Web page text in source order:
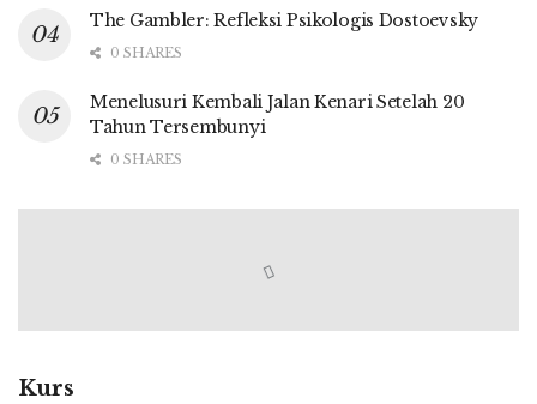
The Gambler: Refleksi Psikologis Dostoevsky
0 SHARES
Menelusuri Kembali Jalan Kenari Setelah 20
Tahun Tersembunyi
0 SHARES
Kurs